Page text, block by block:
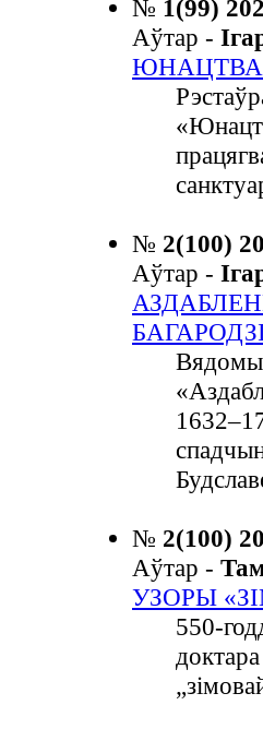
№ 1(99)
Аўтар -
ЮНАЦТВА
№ 2(100)
Аўтар -
Вядомы
№ 2(100)
Аўтар -
УЗОРЫ
550-